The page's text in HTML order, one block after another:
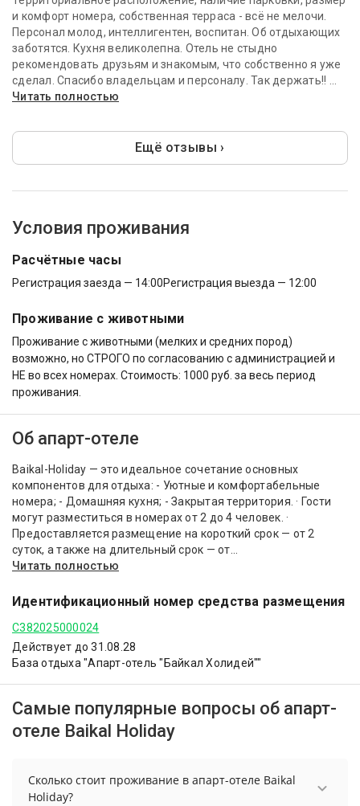
и комфорт номера, собственная терраса - всё не мелочи.
Персонал молод, интеллигентен, воспитан. Об отдыхающих
заботятся. Кухня великолепна. Отель не стыдно
рекомендовать друзьям и знакомым, что собственно я уже
сделал. Спасибо владельцам и персоналу. Так держать!! ...
Читать полностью
Ещё отзывы ›
Условия проживания
Расчётные часы
Регистрация заезда — 14:00Регистрация выезда — 12:00
Проживание с животными
Проживание с животными (мелких и средних пород)
возможно, но СТРОГО по согласованию с администрацией и
НЕ во всех номерах. Стоимость: 1000 руб. за весь период
проживания.
Об апарт-отеле
Baikal-Holiday — это идеальное сочетание основных
компонентов для отдыха: - Уютные и комфортабельные
номера; - Домашняя кухня; - Закрытая территория. · Гости
могут разместиться в номерах от 2 до 4 человек. ·
Предоставляется размещение на короткий срок — от 2
суток, а также на длительный срок — от...
Читать полностью
Идентификационный номер средства размещения
С382025000024
Действует до 31.08.28
База отдыха "Апарт-отель "Байкал Холидей""
Самые популярные вопросы об апарт-
отеле Baikal Holiday
Сколько стоит проживание в апарт-отеле Baikal
Holiday?